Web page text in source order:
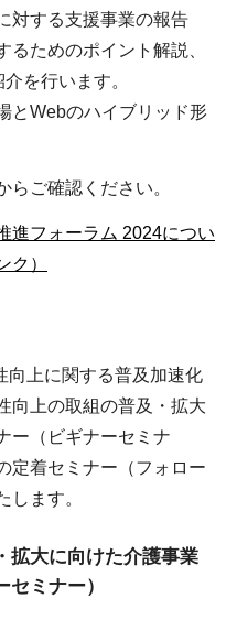
対する支援事業の報告
ためのポイント解説、
を行います。
とWebのハイブリッド形
らご確認ください。
進フォーラム 2024につい
ク）
向上に関する普及加速化
向上の取組の普及・拡大
ー（ビギナーセミナ
定着セミナー（フォロー
します。
拡大に向けた介護事業
ミナー）